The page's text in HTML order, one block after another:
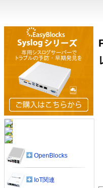
OpenBlocks
IoT関連